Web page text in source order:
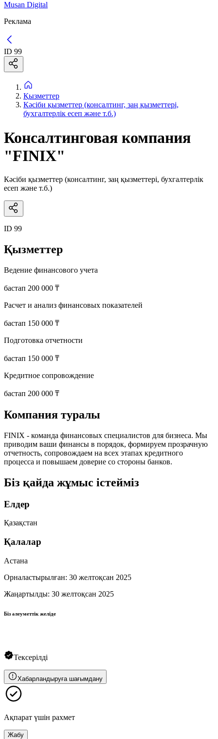
Musan Digital
Реклама
ID 99
Қызметтер
Кәсіби қызметтер (консалтинг, заң қызметтері,
бухгалтерлік есеп және т.б.)
Консалтинговая компания
"FINIX"
Кәсіби қызметтер (консалтинг, заң қызметтері, бухгалтерлік
есеп және т.б.)
ID 99
Қызметтер
Ведение финансового учета
бастап 200 000 ₸
Расчет и анализ финансовых показателей
бастап 150 000 ₸
Подготовка отчетности
бастап 150 000 ₸
Кредитное сопровождение
бастап 200 000 ₸
Компания туралы
FINIX - команда финансовых специалистов для бизнеса. Мы
приводим ваши финансы в порядок, формируем прозрачную
отчетность, сопровождаем на всех этапах кредитного
процесса и повышаем доверие со стороны банков.
Біз қайда жұмыс істейміз
Елдер
Қазақстан
Қалалар
Астана
Орналастырылған: 30 желтоқсан 2025
Жаңартылды: 30 желтоқсан 2025
Біз әлеуметтік желіде
Тексерілді
Хабарландыруға шағымдану
Ақпарат үшін рахмет
Жабу